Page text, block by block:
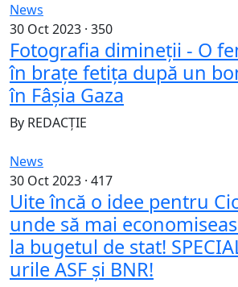
News
30 Oct 2023 · 350
Fotografia dimineții - O
în brațe fetița după un
în Fâșia Gaza
By REDACȚIE
News
30 Oct 2023 · 417
Uite încă o idee pentru
unde să mai
la bugetul de stat!
urile ASF și BNR!